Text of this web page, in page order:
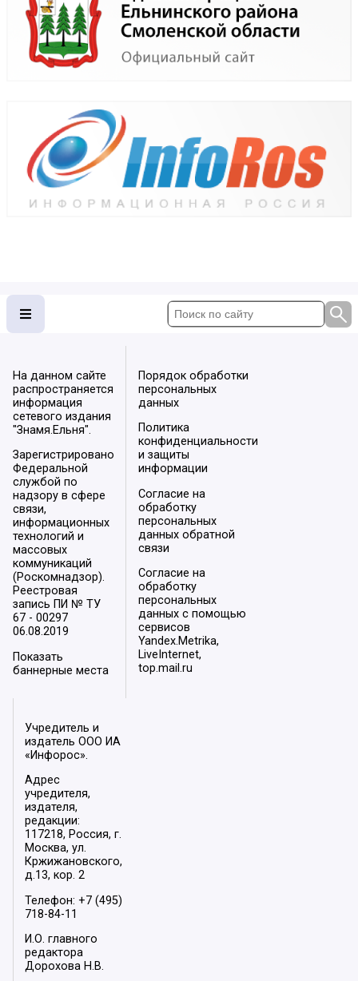
На данном сайте
распространяется
информация
сетевого издания
"Знамя.Ельня".
Зарегистрировано
Федеральной
службой по
надзору в сфере
связи,
информационных
технологий и
массовых
коммуникаций
(Роскомнадзор).
Реестровая
запись ПИ № ТУ
67 - 00297
06.08.2019
Показать
баннерные места
Порядок обработки
персональных
данных
Политика
конфиденциальности
и защиты
информации
Согласие на
обработку
персональных
данных обратной
связи
Согласие на
обработку
персональных
данных с помощью
сервисов
Yandex.Metrika,
LiveInternet,
top.mail.ru
Учредитель и
издатель ООО ИА
«Инфорос».
Адрес
учредителя,
издателя,
редакции:
117218, Россия, г.
Москва, ул.
Кржижановского,
д.13, кор. 2
Телефон: +7 (495)
718-84-11
И.О. главного
редактора
Дорохова Н.В.